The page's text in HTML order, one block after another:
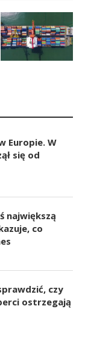
Europie. W
się od
największą
co
czy
ostrzegają